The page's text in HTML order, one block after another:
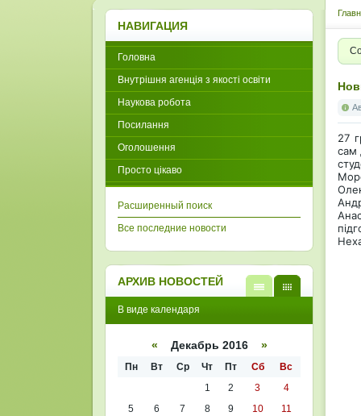
27
сам
НАВИГАЦИЯ
Головна
Внутрішня агенція з якості освіти
Наукова робота
Посилання
Оголошення
Просто цікаво
Расширенный поиск
Все последние новости
АРХИВ НОВОСТЕЙ
кален
списк
В виде календаря
« Декабрь 2016 »
Пн Вт Ср Чт Пт Сб
Вс
1
2 3
4
5
6 7 8 9 10
11